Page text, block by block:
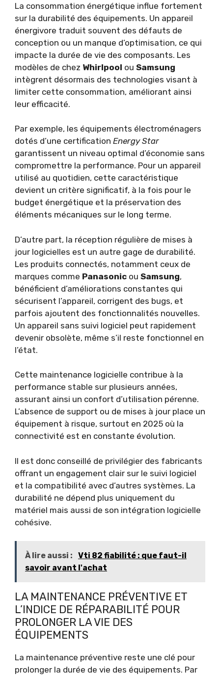
La consommation énergétique influe fortement
sur la durabilité des équipements. Un appareil
énergivore traduit souvent des défauts de
conception ou un manque d’optimisation, ce qui
impacte la durée de vie des composants. Les
modèles de chez Whirlpool ou Samsung
intègrent désormais des technologies visant à
limiter cette consommation, améliorant ainsi
leur efficacité.
Par exemple, les équipements électroménagers
dotés d’une certification Energy Star
garantissent un niveau optimal d’économie sans
compromettre la performance. Pour un appareil
utilisé au quotidien, cette caractéristique
devient un critère significatif, à la fois pour le
budget énergétique et la préservation des
éléments mécaniques sur le long terme.
D’autre part, la réception régulière de mises à
jour logicielles est un autre gage de durabilité.
Les produits connectés, notamment ceux de
marques comme Panasonic ou Samsung,
bénéficient d’améliorations constantes qui
sécurisent l’appareil, corrigent des bugs, et
parfois ajoutent des fonctionnalités nouvelles.
Un appareil sans suivi logiciel peut rapidement
devenir obsolète, même s’il reste fonctionnel en
l’état.
Cette maintenance logicielle contribue à la
performance stable sur plusieurs années,
assurant ainsi un confort d’utilisation pérenne.
L’absence de support ou de mises à jour place un
équipement à risque, surtout en 2025 où la
connectivité est en constante évolution.
Il est donc conseillé de privilégier des fabricants
offrant un engagement clair sur le suivi logiciel
et la compatibilité avec d’autres systèmes. La
durabilité ne dépend plus uniquement du
matériel mais aussi de son intégration logicielle
cohésive.
À lire aussi :
Vti 82 fiabilité : que faut-il
savoir avant l'achat
LA MAINTENANCE PRÉVENTIVE ET
L’INDICE DE RÉPARABILITÉ POUR
PROLONGER LA VIE DES
ÉQUIPEMENTS
La maintenance préventive reste une clé pour
prolonger la durée de vie des équipements. Par